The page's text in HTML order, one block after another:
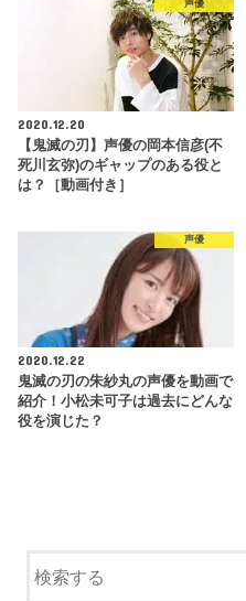
声優
2020.12.20
【鬼滅の刃】声優の岡本信彦(不
死川玄弥)のギャップのある役と
は？［動画付き］
声優
2020.12.22
鬼滅の刃の朱紗丸の声優を動画で
紹介！小松未可子は過去にどんな
役を演じた？